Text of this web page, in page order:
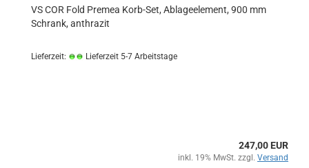
VS COR Fold Premea Korb-Set, Ablageelement, 900 mm
Schrank, anthrazit
Lieferzeit: Lieferzeit 5-7 Arbeitstage
247,00 EUR
inkl. 19% MwSt. zzgl. Versand